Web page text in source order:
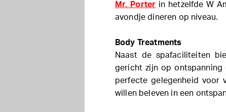
Mr. Porter in hetzelfde W
avondje dineren op niveau.
Body Treatments
Naast de spafaciliteiten
gericht zijn op ontspanning
perfecte gelegenheid voor
willen beleven in een